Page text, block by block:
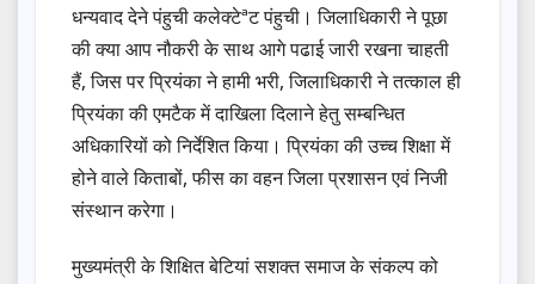
धन्यवाद देने पंहुची कलेक्टेªट पंहुची। जिलाधिकारी ने पूछा
की क्या आप नौकरी के साथ आगे पढाई जारी रखना चाहती
हैं, जिस पर प्रियंका ने हामी भरी, जिलाधिकारी ने तत्काल ही
प्रियंका की एमटैक में दाखिला दिलाने हेतु सम्बन्धित
अधिकारियों को निर्देशित किया। प्रियंका की उच्च शिक्षा में
होने वाले किताबों, फीस का वहन जिला प्रशासन एवं निजी
संस्थान करेगा।
मुख्यमंत्री के शिक्षित बेटियां सशक्त समाज के संकल्प को